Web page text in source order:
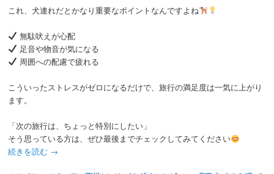
これ、犬連れだとかなり重要なポイントなんですよね
無駄吠えが心配
足音や物音が気になる
周囲への配慮で疲れる
こういったストレスがゼロになるだけで、旅行の満足度は一気に上がり
ます。
「次の旅行は、ちょっと特別にしたい」
そう思っている方は、ぜひ最後までチェックしてみてください
続きを読む →